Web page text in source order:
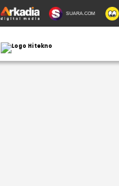
SUARA.COM